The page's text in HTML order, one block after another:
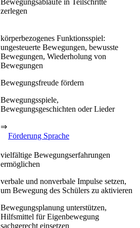
zerlegen
körperbezogenes Funktionsspiel:
ungesteuerte Bewegungen, bewusste
Bewegungen, Wiederholung von
Bewegungen
Bewegungsfreude fördern
Bewegungsspiele,
Bewegungsgeschichten oder Lieder
⇒
Förderung Sprache
vielfältige Bewegungserfahrungen
ermöglichen
verbale und nonverbale Impulse setzen,
um Bewegung des Schülers zu aktivieren
Bewegungsplanung unterstützen,
Hilfsmittel für Eigenbewegung
sachgerecht einsetzen